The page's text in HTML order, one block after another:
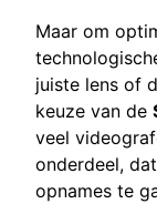
Maar om
juiste lens of
keuze van de
veel
onderdeel,
opnames te